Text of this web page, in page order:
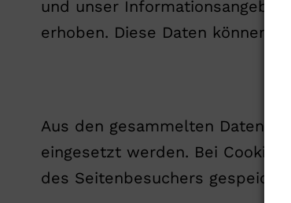
und unser
erhoben. Diese Daten können
Aus den gesammelten Daten
eingesetzt werden. Bei
des Seitenbesuchers